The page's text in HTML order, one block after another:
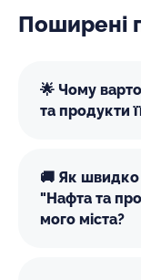
Поширені
🌟 Чому
та продукти
🚚 Як швидко
"Нафта та
мого міста?